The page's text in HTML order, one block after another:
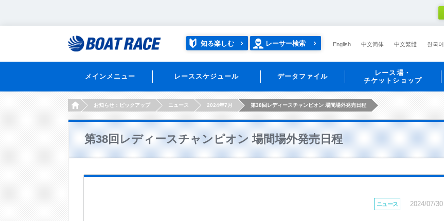
知る楽しむ レーサー検索 English 中文简体 中文繁體 한국어
メインメニュー レーススケジュール データファイル
レース場・
チケットショップ
HOMEお知らせ：ピックアップ ニュース 2024年7月 第38回レディースチャンピオン 場間場外発売日程
第38回レディースチャンピオン 場間場外発売日程
ニュース 2024/07/30